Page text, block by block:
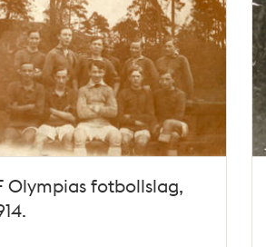
Olympias fotbollslag,